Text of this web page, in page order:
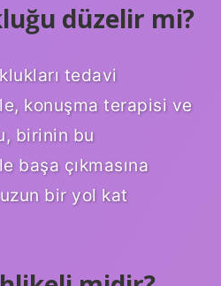
düzelir mi?
tedavi
konuşma terapisi ve
birinin bu
başa çıkmasına
bir yol kat